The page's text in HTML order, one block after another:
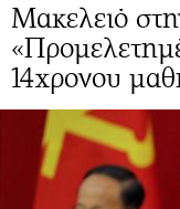
Μακελειό
14χρονου